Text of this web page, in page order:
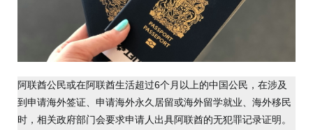
阿联酋公民或在阿联酋生活超过6个月以上的中国公民，在涉及
到申请海外签证、申请海外永久居留或海外留学就业、海外移民
时，相关政府部门会要求申请人出具阿联酋的无犯罪记录证明。